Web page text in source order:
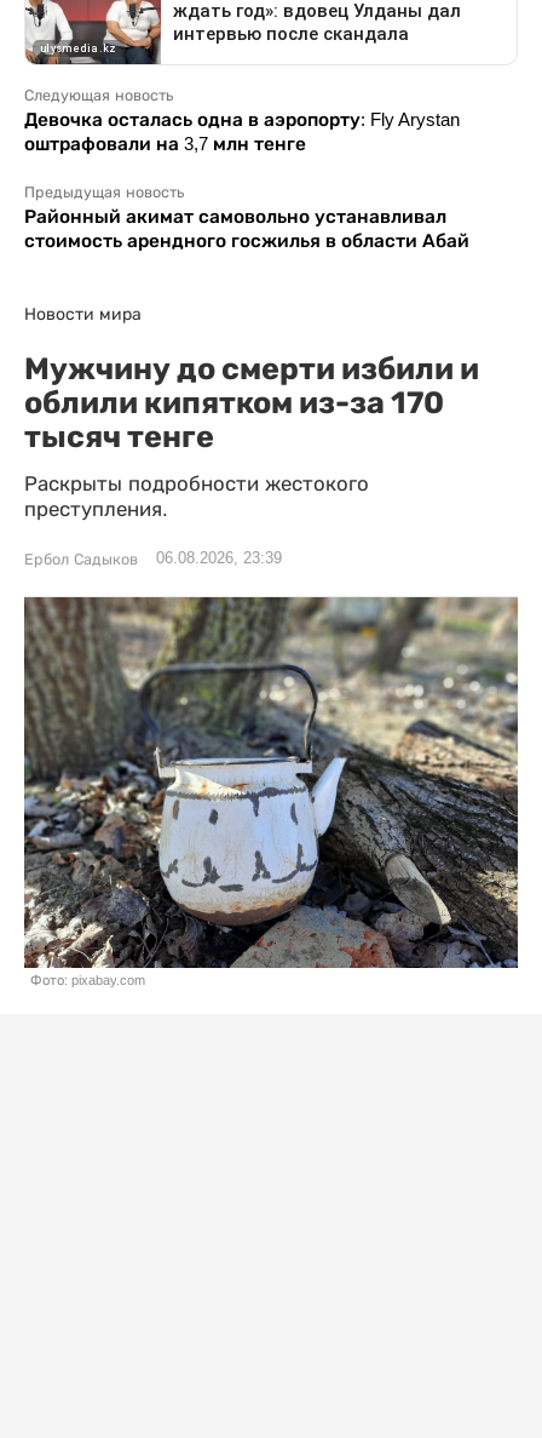
Следующая новость
Девочка осталась одна в аэропорту: Fly Arystan
оштрафовали на 3,7 млн тенге
Предыдущая новость
Районный акимат самовольно устанавливал
стоимость арендного госжилья в области Абай
Новости мира
Мужчину до смерти избили и
облили кипятком из-за 170
тысяч тенге
Раскрыты подробности жестокого
преступления.
Ербол Садыков 06.08.2026, 23:39
Фото: pixabay.com